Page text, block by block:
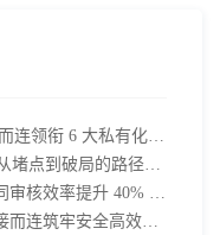
2026 政企内网协同排行榜：接而连领衔 6 大私有化方案，安全与效率双升级
打通政企沟通 “最后一公里”：从堵点到破局的路径解析
接而连协同办公软件：行政合同审核效率提升 40% 的实战场景
政企协同首选即时通讯工具：接而连筑牢安全高效办公防线